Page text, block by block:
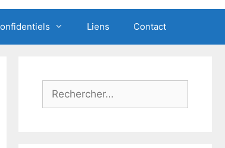
Liens Contact
Rechercher :